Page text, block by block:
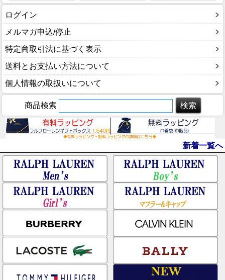
ログイン
メルマガ申込/停止
特定商取引法に基づく表示
送料とお支払い方法について
個人情報の取扱いについて
商品検索
新着一覧へ